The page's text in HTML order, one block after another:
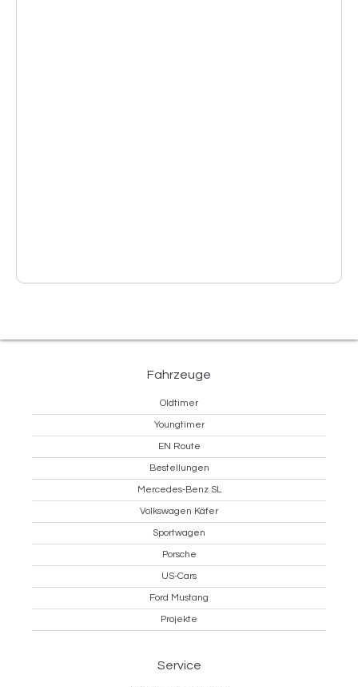
Fahrzeuge
Oldtimer
Youngtimer
EN Route
Bestellungen
Mercedes-Benz SL
Volkswagen Käfer
Sportwagen
Porsche
US-Cars
Ford Mustang
Projekte
Service